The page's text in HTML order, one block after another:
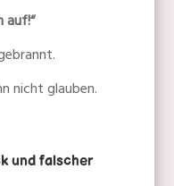
auf!“
nicht glauben.
und falscher